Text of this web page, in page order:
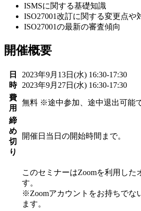
ISMSに関する基礎知識
ISO27001改訂に関する変更点や
ISO27001の最新の審査傾向
開催概要
日
時
2023年9月13日(水) 16:30-17:30
2023年9月27日(水) 16:30-17:30
費
用
無料 ※途中参加、途中退出可能で
締
め
切
り
開催日当日の開始時間まで。
このセミナーはZoomを利用した
す。
※Zoomアカウントをお持ちでな
ます。